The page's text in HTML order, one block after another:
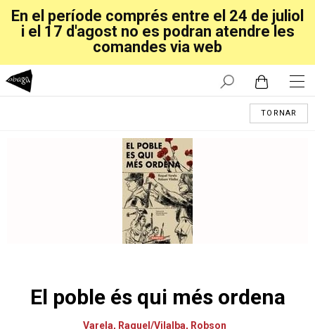
En el període comprés entre el 24 de juliol
i el 17 d'agost no es podran atendre les
comandes via web
TORNAR
El poble és qui més ordena
Varela, Raquel/Vilalba, Robson